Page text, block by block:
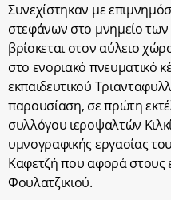
Συνεχίστηκαν με
στεφάνων στο μνημείο
βρίσκεται στον αύλειο
στο ενοριακό πνευματικό
εκπαιδευτικού
παρουσίαση, σε πρώτη
συλλόγου ιεροψαλτών
υμνογραφικής εργασίας
Καφετζή που αφορά στους
Φουλατζικιού.